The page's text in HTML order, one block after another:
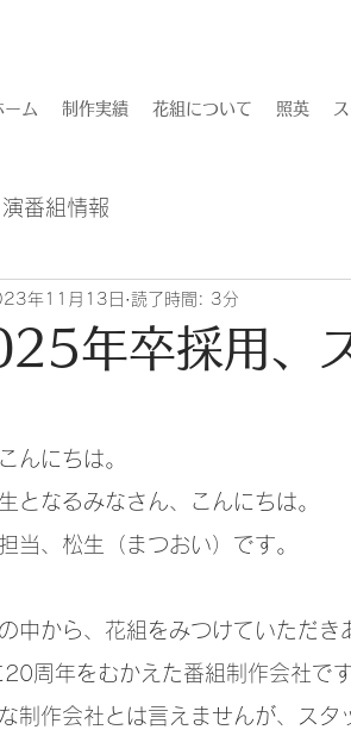
ーム 制作実績 花組について 照英
番組情報
年卒採用、
年11月13日 読了時間: 3分
んにちは。
となるみなさん、こんにちは。
当、松生（まつおい）です。
中から、花組をみつけていただき
周年をむかえた番組制作会社です
制作会社とは言えませんが、ス